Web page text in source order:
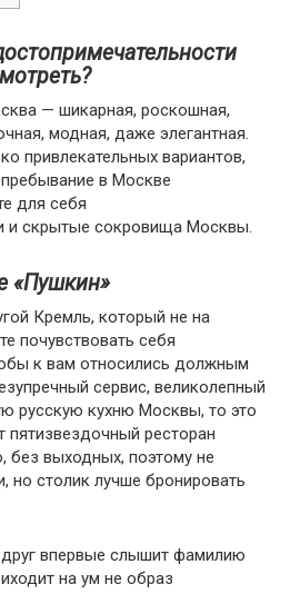
— шикарная, роскошная,
модная, даже элегантная.
привлекательных вариантов,
в Москве
для себя
и скрытые сокровища Москвы.
«Пушкин»
Кремль, который не на
почувствовать себя
к вам относились должным
сервис, великолепный
русскую кухню Москвы, то это
ресторан
без выходных, поэтому не
но столик лучше бронировать
впервые слышит фамилию
на ум не образ